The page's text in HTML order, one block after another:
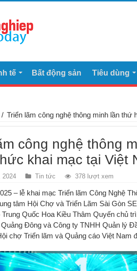
tế Bất động sản Tiêu dùng
/ Triển lãm công nghệ thông minh lần
công nghệ thông
khai mạc tại Việt
2024 Tin tức 378 lượt xem
– lễ khai mạc Triển lãm Công Nghệ
tâm Hội Chợ và Triển Lãm Sài Gòn
Trung Quốc Hoa Kiều Thâm Quyến chủ
Đông và Công ty TNHH Quản lý
chợ Triển lãm và Quảng cáo Việt Nam